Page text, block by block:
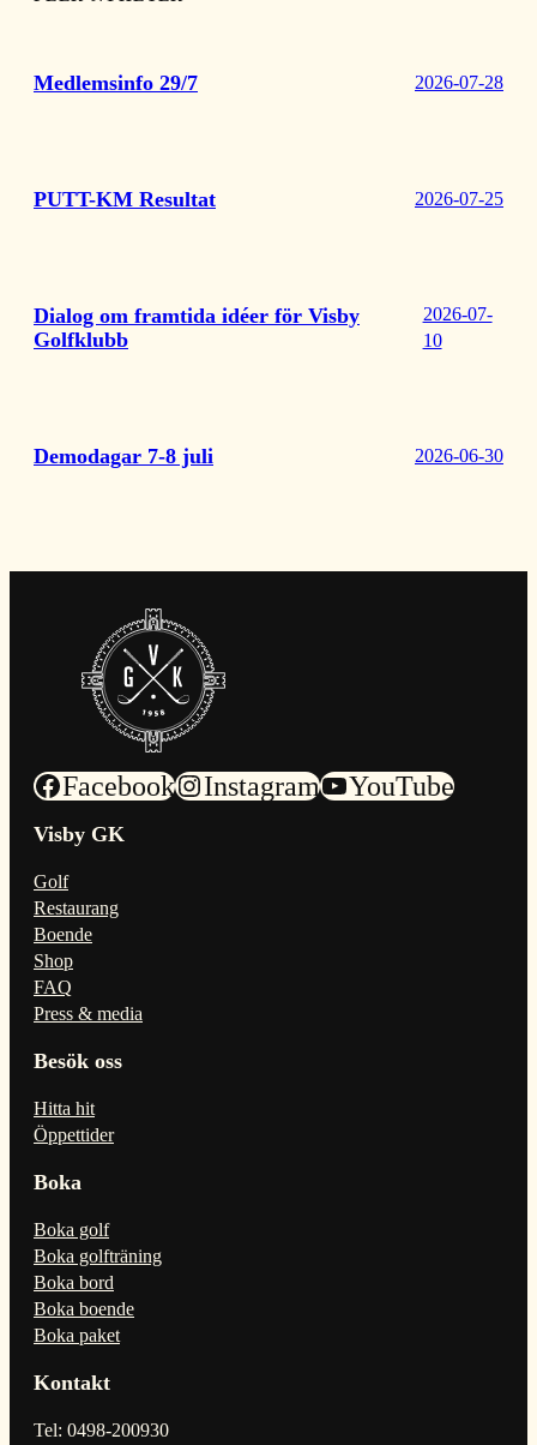
Medlemsinfo 29/7 2026-07-28
PUTT-KM Resultat 2026-07-25
Dialog om framtida idéer för Visby
Golfklubb
2026-07-
10
Demodagar 7-8 juli 2026-06-30
Facebook Instagram YouTube
Visby GK
Golf
Restaurang
Boende
Shop
FAQ
Press & media
Besök oss
Hitta hit
Öppettider
Boka
Boka golf
Boka golfträning
Boka bord
Boka boende
Boka paket
Kontakt
Tel: 0498-200930